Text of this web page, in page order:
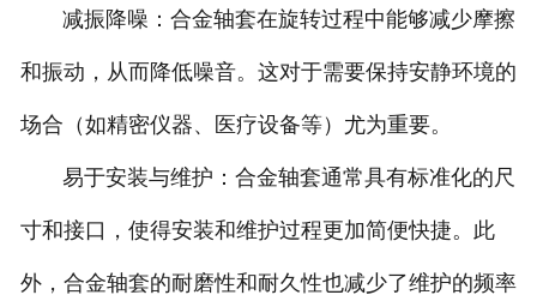
减振降噪：合金轴套在旋转过程中能够减少摩擦
和振动，从而降低噪音。这对于需要保持安静环境的
场合（如精密仪器、医疗设备等）尤为重要。
易于安装与维护：合金轴套通常具有标准化的尺
寸和接口，使得安装和维护过程更加简便快捷。此
外，合金轴套的耐磨性和耐久性也减少了维护的频率